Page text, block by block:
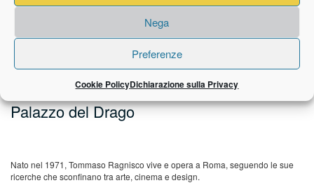
Nega
Preferenze
Cookie PolicyDichiarazione sulla Privacy
PENSIERO PILOTA - stampa lambda
110x80 serie 1-5 - 2010. Esposto alla
Mostra Arcaico e Presente a Sutri -
Palazzo del Drago
Nato nel 1971, Tommaso Ragnisco vive e opera a Roma, seguendo le sue
ricerche che sconfinano tra arte, cinema e design.